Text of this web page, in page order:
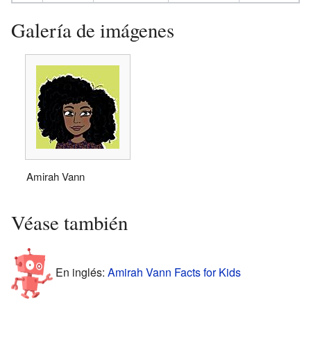
Galería de imágenes
Amirah Vann
Véase también
En inglés: Amirah Vann Facts for Kids